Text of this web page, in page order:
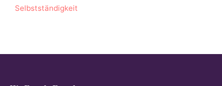
Selbstständigkeit